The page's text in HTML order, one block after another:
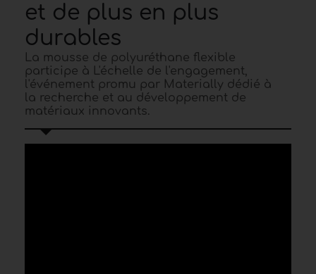
et de plus en plus
durables
La mousse de polyuréthane flexible
participe à L'échelle de l'engagement,
l'événement promu par Materially dédié à
la recherche et au développement de
matériaux innovants.